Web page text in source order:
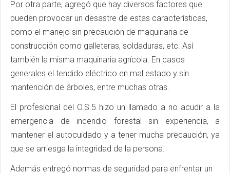
Por otra parte, agregó que hay diversos factores que
pueden provocar un desastre de estas características,
como el manejo sin precaución de maquinaria de
construcción como galleteras, soldaduras, etc. Así
también la misma maquinaria agrícola. En casos
generales el tendido eléctrico en mal estado y sin
mantención de árboles, entre muchas otras.
El profesional del O.S.5 hizo un llamado a no acudir a la
emergencia de incendio forestal sin experiencia, a
mantener el autocuidado y a tener mucha precaución, ya
que se arriesga la integridad de la persona.
Además entregó normas de seguridad para enfrentar un